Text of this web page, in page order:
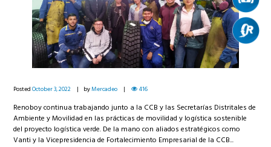
PostedOctober 3, 2022 byMercadeo 416
Renoboy continua trabajando junto a la CCB y las Secretarías Distritales de
Ambiente y Movilidad en las prácticas de movilidad y logística sostenible
del proyecto logística verde. De la mano con aliados estratégicos como
Vanti y la Vicepresidencia de Fortalecimiento Empresarial de la CCB...